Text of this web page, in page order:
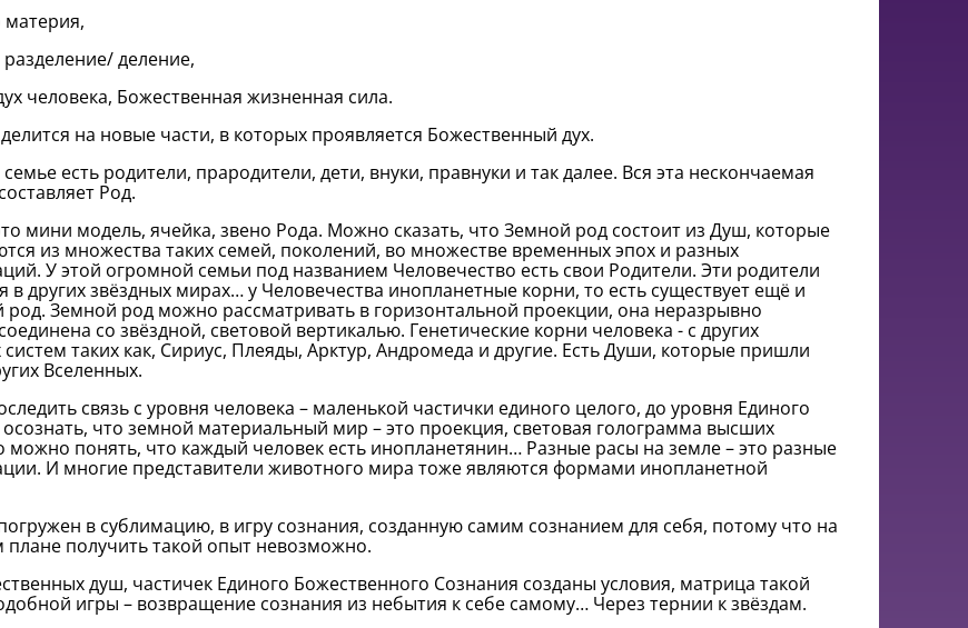
материя,
деление,
человека, Божественная жизненная сила.
на новые части, в которых проявляется Божественный дух.
есть родители, прародители, дети, внуки, правнуки и так далее. Вся эта нескончаемая
Род.
мини модель, ячейка, звено Рода. Можно сказать, что Земной род состоит из Душ, которые
из множества таких семей, поколений, во множестве временных эпох и разных
У этой огромной семьи под названием Человечество есть свои Родители. Эти родители
в других звёздных мирах… у Человечества инопланетные корни, то есть существует ещё и
род. Земной род можно рассматривать в горизонтальной проекции, она неразрывно
со звёздной, световой вертикалью. Генетические корни человека - с других
систем таких как, Сириус, Плеяды, Арктур, Андромеда и другие. Есть Души, которые пришли
Вселенных.
связь с уровня человека – маленькой частички единого целого, до уровня Единого
что земной материальный мир – это проекция, световая голограмма высших
можно понять, что каждый человек есть инопланетянин… Разные расы на земле – это разные
И многие представители животного мира тоже являются формами инопланетной
в сублимацию, в игру сознания, созданную самим сознанием для себя, потому что на
плане получить такой опыт невозможно.
душ, частичек Единого Божественного Сознания созданы условия, матрица такой
игры – возвращение сознания из небытия к себе самому… Через тернии к звёздам.